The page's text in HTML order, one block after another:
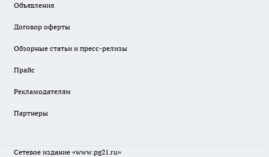
Объявления
Договор оферты
Обзорные статьи и пресс-релизы
Прайс
Рекламодателям
Партнеры
Сетевое издание «www.pg21.ru»